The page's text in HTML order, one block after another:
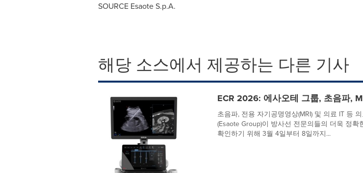
SOURCE Esaote S.p.A.
해당 소스에서 제공하는 다른 기사
ECR 2026: 에사오테 그룹, 초음파,
초음파, 전용 자기공명영상(MRI) 및 의료 IT 등
(Esaote Group)이 방사선 전문의들의 더욱 정
확인하기 위해 3월 4일부터 8일까지...